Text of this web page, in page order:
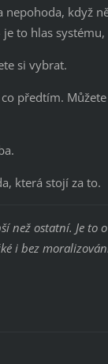
nepohoda, když
to hlas
si vybrat.
předtím.
která stojí za to.
než ostatní. Je to
i bez